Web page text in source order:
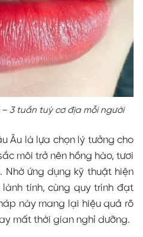
3 tuần tuỳ cơ địa mỗi người
Âu là lựa chọn lý tưởng cho
môi trở nên hồng hào, tươi
ứng dụng kỹ thuật hiện
tính, cùng quy trình đạt
này mang lại hiệu quả rõ
mất thời gian nghỉ dưỡng.